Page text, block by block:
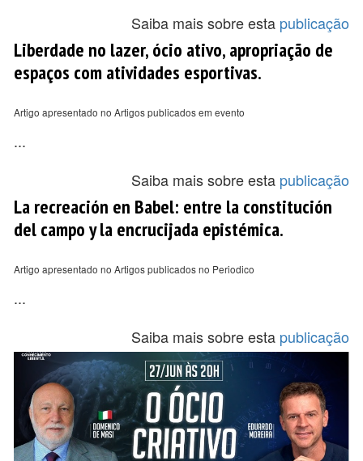
Saiba mais sobre esta publicação
Liberdade no lazer, ócio ativo, apropriação de
espaços com atividades esportivas.
Artigo apresentado no Artigos publicados em evento
...
Saiba mais sobre esta publicação
La recreación en Babel: entre la constitución
del campo y la encrucijada epistémica.
Artigo apresentado no Artigos publicados no Periodico
...
Saiba mais sobre esta publicação